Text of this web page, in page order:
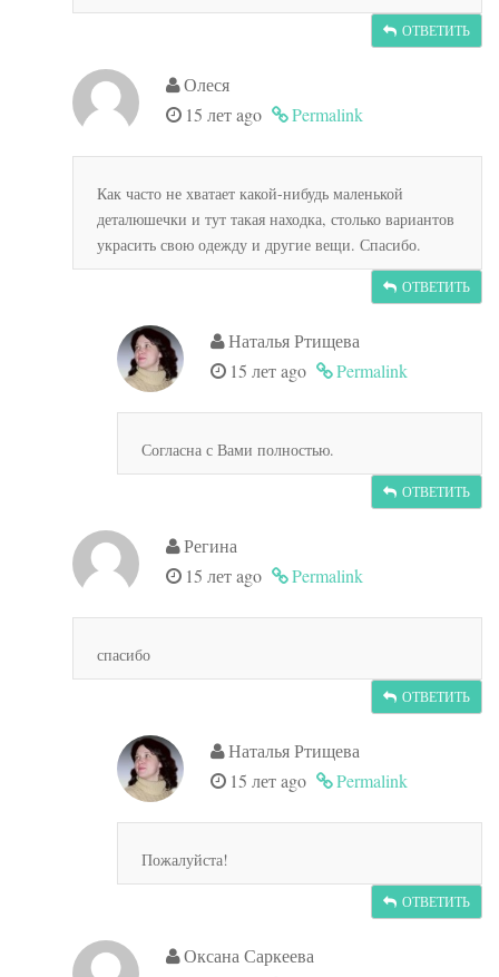
ОТВЕТИТЬ
Олеся
15 лет ago
Permalink
Как часто не хватает какой-нибудь маленькой
деталюшечки и тут такая находка, столько вариантов
украсить свою одежду и другие вещи. Спасибо.
ОТВЕТИТЬ
Наталья Ртищева
15 лет ago
Permalink
Согласна с Вами полностью.
ОТВЕТИТЬ
Регина
15 лет ago
Permalink
спасибо
ОТВЕТИТЬ
Наталья Ртищева
15 лет ago
Permalink
Пожалуйста!
ОТВЕТИТЬ
Оксана Саркеева